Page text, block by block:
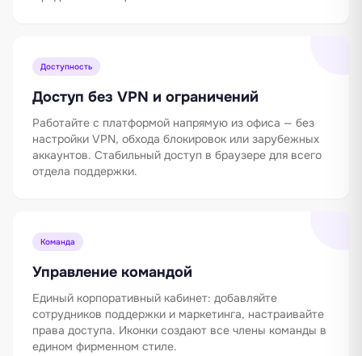
Доступность
Доступ без VPN и ограничений
Работайте с платформой напрямую из офиса — без
настройки VPN, обхода блокировок или зарубежных
аккаунтов. Стабильный доступ в браузере для всего
отдела поддержки.
Команда
Управление командой
Единый корпоративный кабинет: добавляйте
сотрудников поддержки и маркетинга, настраивайте
права доступа. Иконки создают все члены команды в
едином фирменном стиле.